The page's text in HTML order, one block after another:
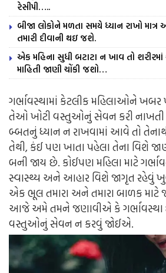
રેસીપી…..
બીજા લોકોને મળતા સમયે ધ્યાન રાખો
તમારી દીવાની થઇ જશે.
એક મહિના સુધી બટાટા ન ખાવ તો
માહિતી જાણી ચોંકી જશો…
ગર્ભાવસ્થામાં કેટલીક મહિલાઓને
તેઓ ખોટી વસ્તુઓનું સેવન કરી નાખતી
બ્બતનું ધ્યાન ન રાખવામાં આવે તો
તેથી, કંઈ પણ ખાતા પહેલા તેના વિશે
બની જાય છે. કોઈપણ મહિલા માટે
સ્વાસ્થ્ય અને આહાર વિશે જાગૃત રહેવું
એક ભૂલ તમારા અને તમારા બાળક માટે
આજે અમે તમને જણાવીએ કે ગર્ભાવસ્થા
વસ્તુઓનું સેવન ન કરવું જોઈએ.